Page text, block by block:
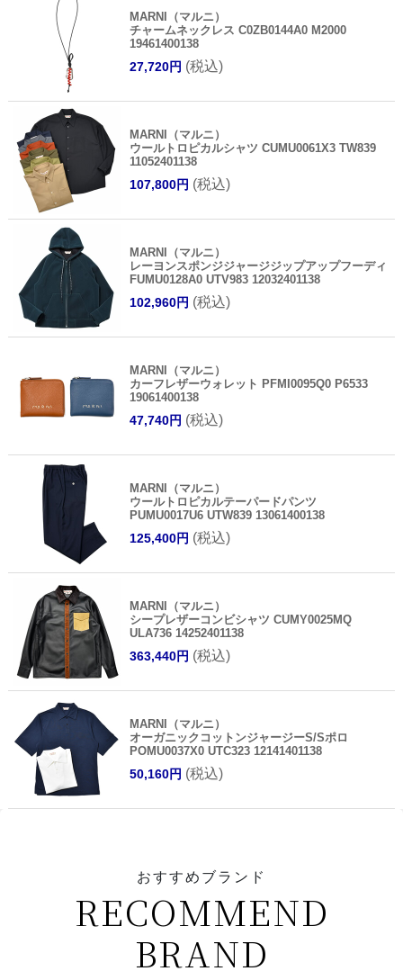
MARNI（マルニ）
チャームネックレス C0ZB0144A0 M2000
19461400138
27,720円 (税込)
MARNI（マルニ）
ウールトロピカルシャツ CUMU0061X3 TW839
11052401138
107,800円 (税込)
MARNI（マルニ）
レーヨンスポンジジャージジップアップフーディ
FUMU0128A0 UTV983 12032401138
102,960円 (税込)
MARNI（マルニ）
カーフレザーウォレット PFMI0095Q0 P6533
19061400138
47,740円 (税込)
MARNI（マルニ）
ウールトロピカルテーパードパンツ
PUMU0017U6 UTW839 13061400138
125,400円 (税込)
MARNI（マルニ）
シープレザーコンビシャツ CUMY0025MQ
ULA736 14252401138
363,440円 (税込)
MARNI（マルニ）
オーガニックコットンジャージーS/Sポロ
POMU0037X0 UTC323 12141401138
50,160円 (税込)
おすすめブランド
RECOMMEND
BRAND